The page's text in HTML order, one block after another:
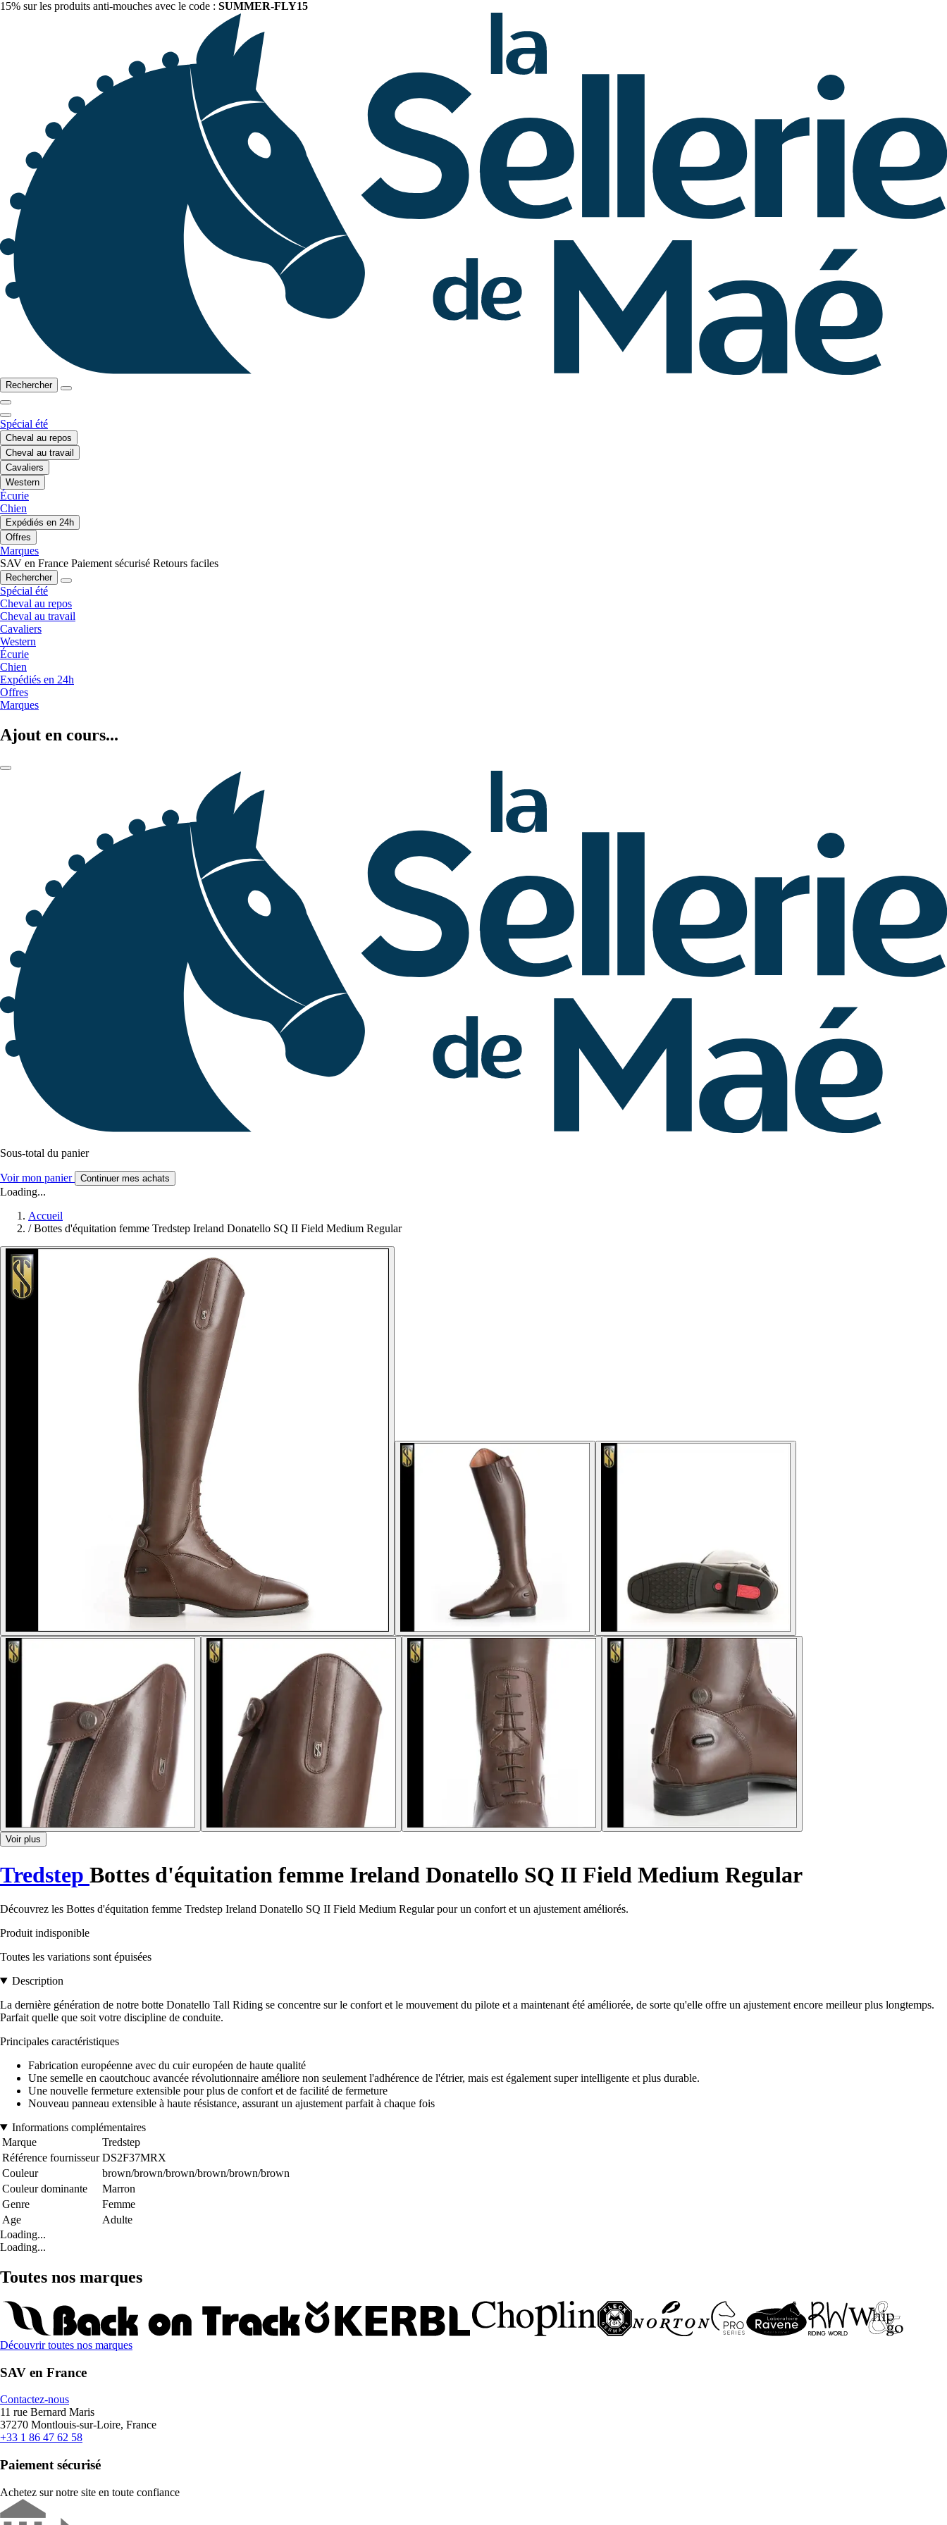
15% sur les produits anti-mouches avec le code : SUMMER-FLY15
Rechercher
Spécial été
Cheval au repos
Cheval au travail
Cavaliers
Western
Écurie
Chien
Expédiés en 24h
Offres
Marques
SAV en France Paiement sécurisé Retours faciles
Rechercher
Spécial été
Cheval au repos
Cheval au travail
Cavaliers
Western
Écurie
Chien
Expédiés en 24h
Offres
Marques
Ajout en cours...
Sous-total du panier
Voir mon panier Continuer mes achats
Loading...
Accueil
/ Bottes d'équitation femme Tredstep Ireland Donatello SQ II Field Medium Regular
Voir plus
Tredstep Bottes d'équitation femme Ireland Donatello SQ II Field Medium Regular
Découvrez les Bottes d'équitation femme Tredstep Ireland Donatello SQ II Field Medium Regular pour un confort et un ajustement améliorés.
Produit indisponible
Toutes les variations sont épuisées
Description
La dernière génération de notre botte Donatello Tall Riding se concentre sur le confort et le mouvement du pilote et a maintenant été améliorée, de sorte qu'elle offre un ajustement encore meilleur plus longtemps.
Parfait quelle que soit votre discipline de conduite.
Principales caractéristiques
Fabrication européenne avec du cuir européen de haute qualité
Une semelle en caoutchouc avancée révolutionnaire améliore non seulement l'adhérence de l'étrier, mais est également super intelligente et plus durable.
Une nouvelle fermeture extensible pour plus de confort et de facilité de fermeture
Nouveau panneau extensible à haute résistance, assurant un ajustement parfait à chaque fois
Informations complémentaires
Marque
Tredstep
Référence fournisseur DS2F37MRX
Couleur
brown/brown/brown/brown/brown/brown
Couleur dominante
Marron
Genre
Femme
Age
Adulte
Loading...
Loading...
Toutes nos marques
Découvrir toutes nos marques
SAV en France
Contactez-nous
11 rue Bernard Maris
37270 Montlouis-sur-Loire, France
+33 1 86 47 62 58
Paiement sécurisé
Achetez sur notre site en toute confiance